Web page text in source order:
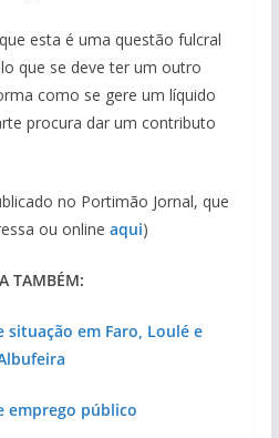
esta é uma questão fulcral
que se deve ter um outro
como se gere um líquido
procura dar um contributo
no Portimão Jornal, que
ou online aqui)
TAMBÉM:
situação em Faro, Loulé e
emprego público